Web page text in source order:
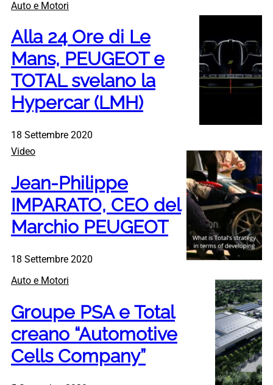
Auto e Motori
Alla 24 Ore di Le
Mans, PEUGEOT e
TOTAL svelano la
Hypercar (LMH)
18 Settembre 2020
Video
Jean-Philippe
IMPARATO, CEO del
Marchio PEUGEOT
18 Settembre 2020
Auto e Motori
Groupe PSA e Total
creano “Automotive
Cells Company”